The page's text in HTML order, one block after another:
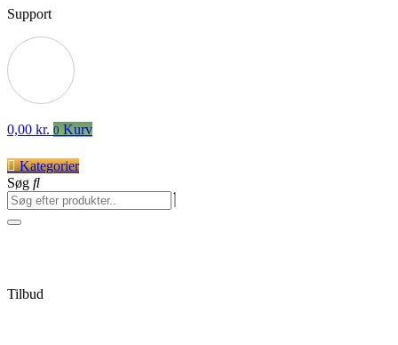
Support
0,00 kr. 0 Kurv
Kategorier
Søg
Tilbud